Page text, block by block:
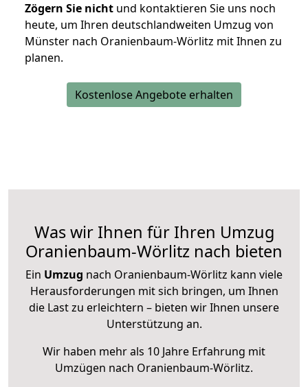
Zögern Sie nicht und kontaktieren Sie uns noch
heute, um Ihren deutschlandweiten Umzug von
Münster nach Oranienbaum-Wörlitz mit Ihnen zu
planen.
Kostenlose Angebote erhalten
Was wir Ihnen für Ihren Umzug
Oranienbaum-Wörlitz nach bieten
Ein Umzug nach Oranienbaum-Wörlitz kann viele
Herausforderungen mit sich bringen, um Ihnen
die Last zu erleichtern – bieten wir Ihnen unsere
Unterstützung an.
Wir haben mehr als 10 Jahre Erfahrung mit
Umzügen nach Oranienbaum-Wörlitz.